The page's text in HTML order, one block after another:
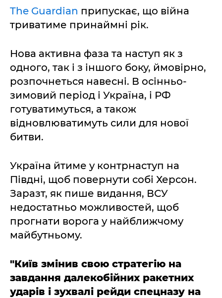
The Guardian припускає, що війна
триватиме принаймні рік.
Нова активна фаза та наступ як з
одного, так і з іншого боку, ймовірно,
розпочнеться навесні. В осінньо-
зимовий період і Україна, і РФ
готуватимуться, а також
відновлюватимуть сили для нової
битви.
Україна йтиме у контрнаступ на
Півдні, щоб повернути собі Херсон.
Заразт, як пише видання, ВСУ
недостатньо можливостей, щоб
прогнати ворога у найближчому
майбутньому.
"Київ змінив свою стратегію на
завдання далекобійних ракетних
ударів і зухвалі рейди спецназу на